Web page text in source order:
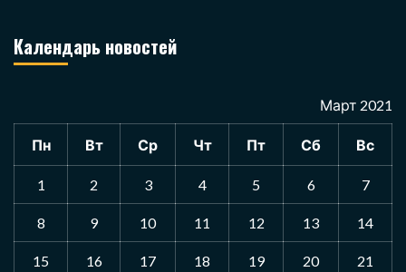
Календарь новостей
Март 2021
Пн Вт Ср Чт Пт Сб Вс
1 2 3 4 5 6 7
8 9 10 11 12 13 14
15 16 17 18 19 20 21